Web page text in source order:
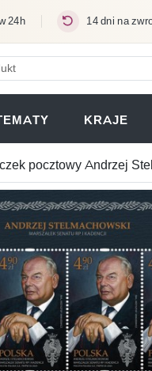
24h 14 dni na
SIĘ W NOWEJ
KRAJE
pocztowy Andrzej